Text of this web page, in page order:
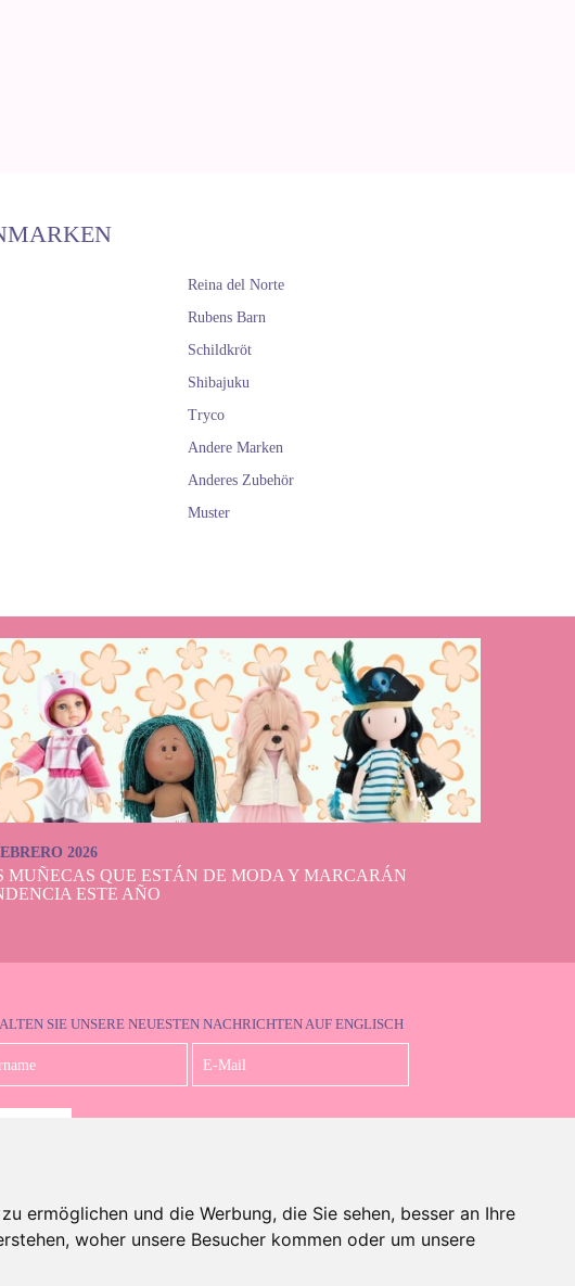
ermöglichen und die Werbung, die Sie sehen, besser an Ihre
woher unsere Besucher kommen oder um unsere
Reina del Norte
Rubens Barn
Schildkröt
Shibajuku
Tryco
Andere Marken
Anderes Zubehör
Muster
2026
MUÑECAS QUE ESTÁN DE MODA Y MARCARÁN
ESTE AÑO
SIE UNSERE NEUESTEN NACHRICHTEN AUF ENGLISCH